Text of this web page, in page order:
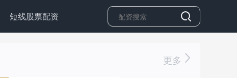
短线股票配资
更多